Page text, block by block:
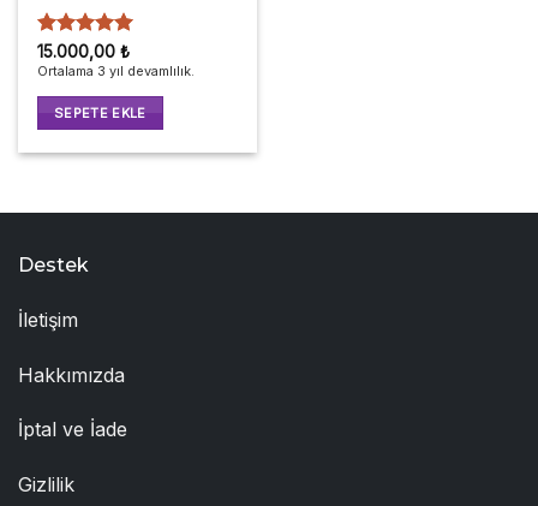
5 üzerinden
5oy aldı
15.000,00₺
Ortalama 3 yıl devamlılık.
SEPETE EKLE
Destek
İletişim
Hakkımızda
İptal ve İade
Gizlilik